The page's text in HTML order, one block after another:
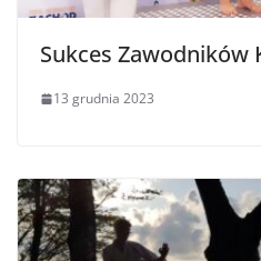
Sukces Zawodników
13 grudnia 2023